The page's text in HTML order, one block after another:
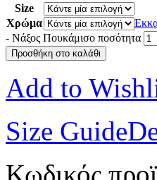
Size
Χρώμα
- Νάξος Πουκάμισο ποσότητα
Προσθήκη στο καλάθι
Add to
Size Guide
Κωδικός